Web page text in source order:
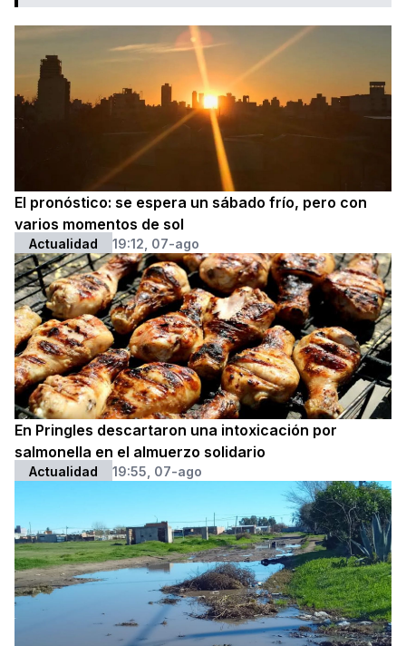
El pronóstico: se espera un sábado frío, pero con
varios momentos de sol
Actualidad 19:12, 07-ago
En Pringles descartaron una intoxicación por
salmonella en el almuerzo solidario
Actualidad 19:55, 07-ago